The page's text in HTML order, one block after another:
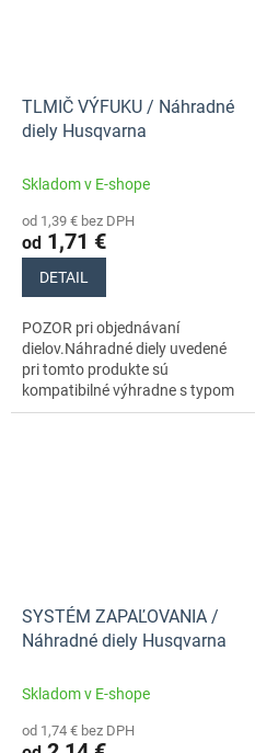
TLMIČ VÝFUKU / Náhradné
diely Husqvarna
Skladom v E-shope
od 1,39 € bez DPH
od 1,71 €
DETAIL
POZOR pri objednávaní
dielov.Náhradné diely uvedené
pri tomto produkte sú
kompatibilné výhradne s typom
stroja s číslom 966532401
SYSTÉM ZAPAĽOVANIA /
Náhradné diely Husqvarna
Skladom v E-shope
od 1,74 € bez DPH